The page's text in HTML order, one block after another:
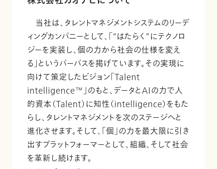
当社は、タレントマネジメントシステムのリーデ
ィングカンパニーとして、「“はたらく”にテクノロ
ジーを実装し、個の力から社会の仕様を変え
る」というパーパスを掲げています。その実現に
向けて策定したビジョン「Talent
intelligence™」のもと、データとAIの力で人
的資本（Talent）に知性（intelligence）をもた
らし、タレントマネジメントを次のステージへと
進化させます。そして、「個」の力を最大限に引き
出すプラットフォーマーとして、組織、そして社会
を革新し続けます。